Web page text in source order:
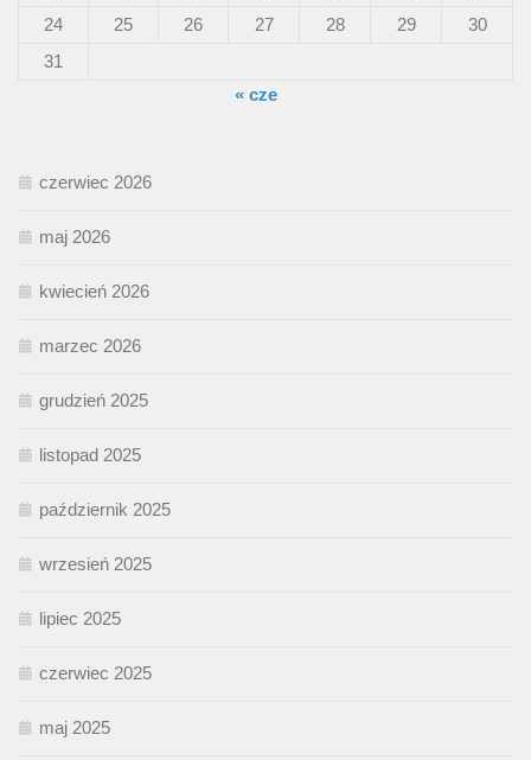
24
25 26 27 28 29
30
31
« cze
czerwiec 2026
maj 2026
kwiecień 2026
marzec 2026
grudzień 2025
listopad 2025
październik 2025
wrzesień 2025
lipiec 2025
czerwiec 2025
maj 2025